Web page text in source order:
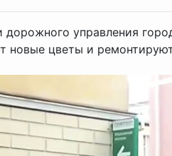
дорожного управления
новые цветы и